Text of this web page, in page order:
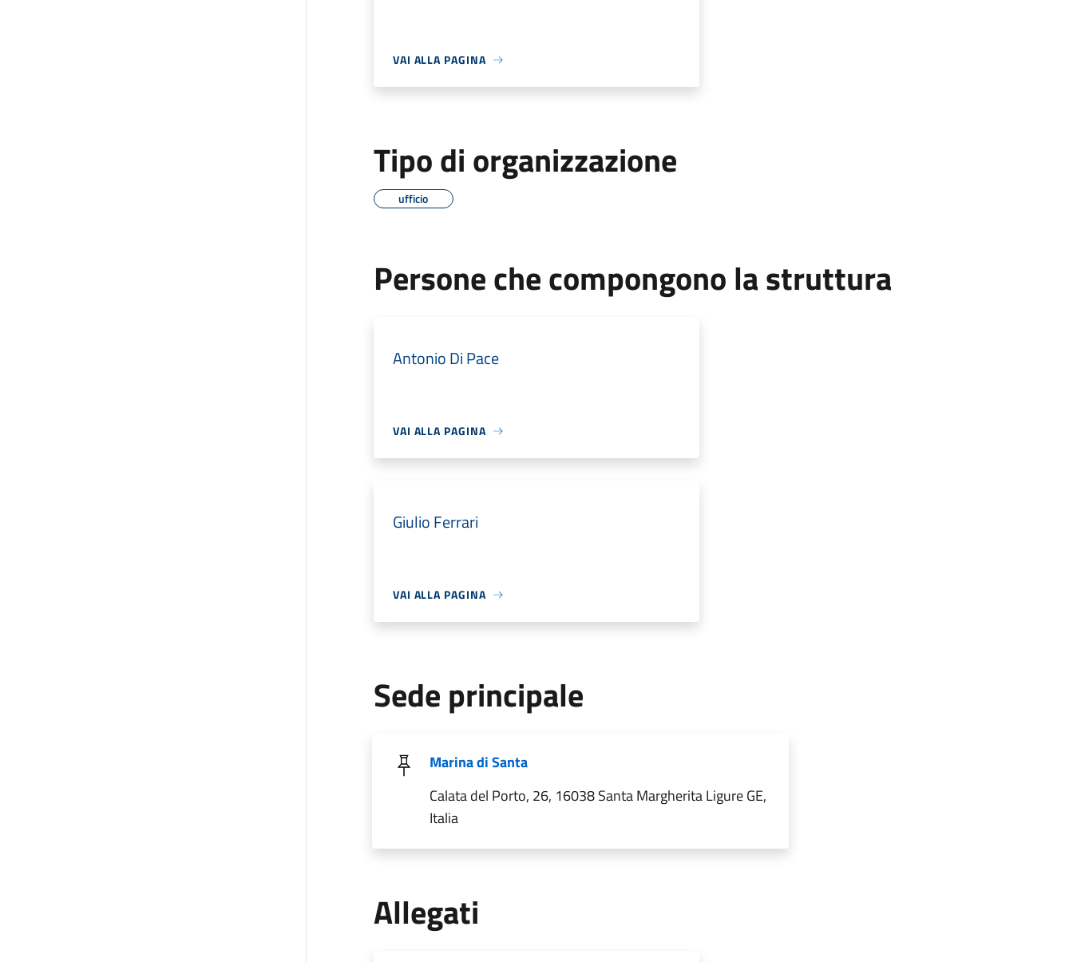
VAI ALLA PAGINA
Tipo di organizzazione
ufficio
Persone che compongono la struttura
Antonio Di Pace
VAI ALLA PAGINA
Giulio Ferrari
VAI ALLA PAGINA
Sede principale
Marina di Santa
Calata del Porto, 26, 16038 Santa Margherita Ligure GE,
Italia
Allegati